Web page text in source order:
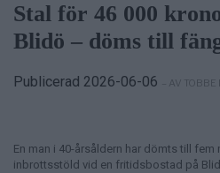
Stal för 46 000
Blidö – döms till
Publicerad 2026-06-06 – AV
En man i 40-årsåldern har dömts till
inbrottsstöld vid en fritidsbostad på